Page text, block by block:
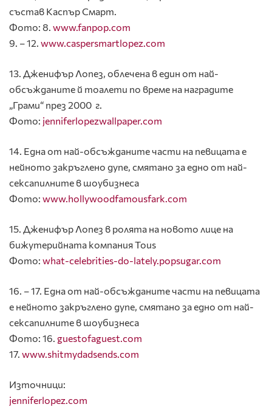
състав Каспър Смарт.
Фото: 8. www.fanpop.com
9. – 12. www.caspersmartlopez.com
13. Дженифър Лопез, облечена в един от най-
обсъжданите й тоалети по време на наградите
„Грами“ през 2000 г.
Фото: jenniferlopezwallpaper.com
14. Една от най-обсъжданите части на певицата е
нейното закръглено дупе, смятано за едно от най-
сексапилните в шоубизнеса
Фото: www.hollywoodfamousfark.com
15. Дженифър Лопез в ролята на новото лице на
бижутерийната компания Tous
Фото: what-celebrities-do-lately.popsugar.com
16. – 17. Една от най-обсъжданите части на певицата
е нейното закръглено дупе, смятано за едно от най-
сексапилните в шоубизнеса
Фото: 16. guestofaguest.com
17. www.shitmydadsends.com
Източници:
jenniferlopez.com